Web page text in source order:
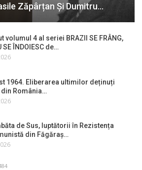
Zăpârțan Și Dumitru…
volumul 4 al seriei BRAZII SE FRÂNG,
SE ÎNDOIESC de…
1964. Eliberarea ultimilor deținuți
România…
de Sus, luptătorii în Rezistența
din Făgăraș…